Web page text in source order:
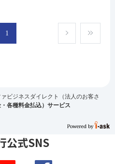
1
ビジネスダイレクト（法人のお客さ
各種料金払込）サービス
公式SNS